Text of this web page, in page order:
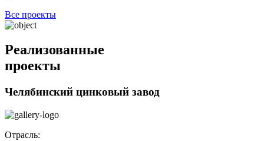
Все проекты
Реализованные
проекты
Челябинский цинковый завод
Отрасль: